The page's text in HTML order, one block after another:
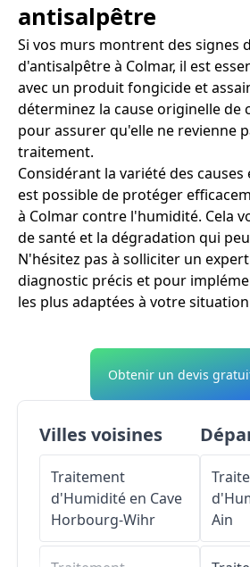
antisalpêtre
Si vos murs montrent des signes
d'antisalpêtre à Colmar, il est
avec un produit fongicide et
déterminez la cause originelle de
pour assurer qu'elle ne revienne
traitement.
Considérant la variété des
est possible de protéger
à Colmar contre l'humidité. Cela
de santé et la dégradation qui
N'hésitez pas à solliciter un
diagnostic précis et pour
les plus adaptées à votre
Obtenir un devis
Villes voisines
Traitement
d'Humidité en Cave
Horbourg-Wihr
Ain